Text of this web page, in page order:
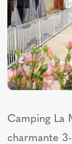
Camping La
charmante